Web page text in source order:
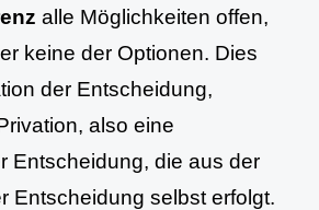
alle Möglichkeiten offen,
keine der Optionen. Dies
der Entscheidung,
also eine
Entscheidung, die aus der
Entscheidung selbst erfolgt.